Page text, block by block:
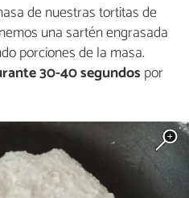
de nuestras tortitas de
una sartén engrasada
porciones de la masa.
30-40 segundos por